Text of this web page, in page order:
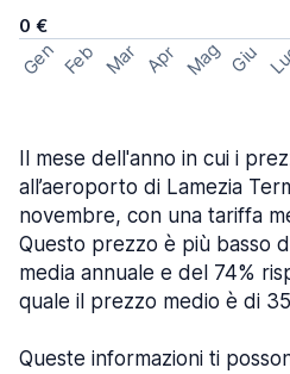
0 €
Gen Feb Mar Apr Mag Giu
Il mese dell'anno in cui i
all’aeroporto di Lamezia
novembre, con una tariffa
Questo prezzo è più basso
media annuale e del 74%
quale il prezzo medio è di
Queste informazioni ti